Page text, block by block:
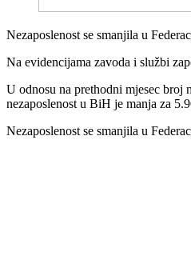
Nezaposlenost se smanjila u
Na evidencijama zavoda i službi
U odnosu na prethodni mjesec broj
nezaposlenost u BiH je manja za
Nezaposlenost se smanjila u